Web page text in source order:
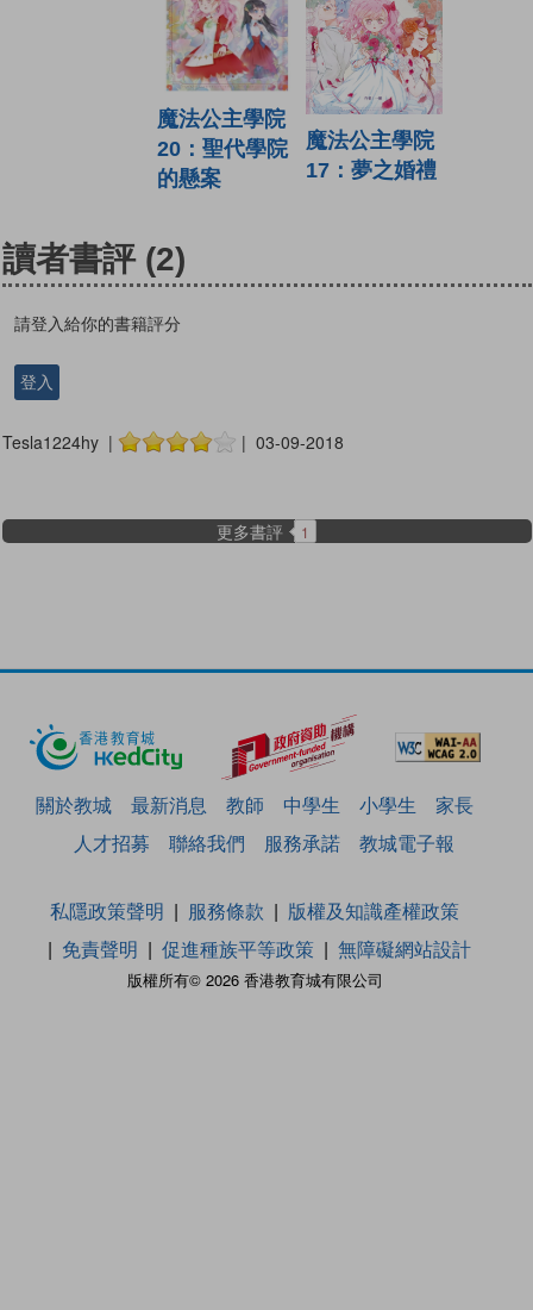
魔法公主學院
20：聖代學院
的懸案
魔法公主學院
17：夢之婚禮
讀者書評 (2)
請登入給你的書籍評分
登入
Tesla1224hy | | 03-09-2018
更多書評 1
關於教城 最新消息 教師 中學生 小學生
家長
人才招募
聯絡我們 服務承諾 教城電子報
版權所有© 2026 香港教育城有限公司
私隱政策聲明 服務條款
版權及知識產權政策
免責聲明
促進種族平等政策 無障礙網站設計